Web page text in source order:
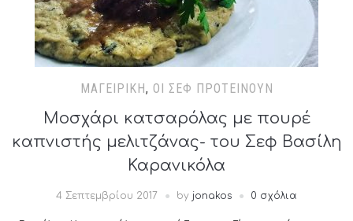
ΜΑΓΕΙΡΙΚΉ, ΟΙ ΣΕΦ ΠΡΟΤΕΊΝΟΥΝ
Μοσχάρι κατσαρόλας με πουρέ
καπνιστής μελιτζάνας- του Σεφ Βασίλη
Καρανικόλα
4 Σεπτεμβρίου 2017 by jonakos 0 σχόλια